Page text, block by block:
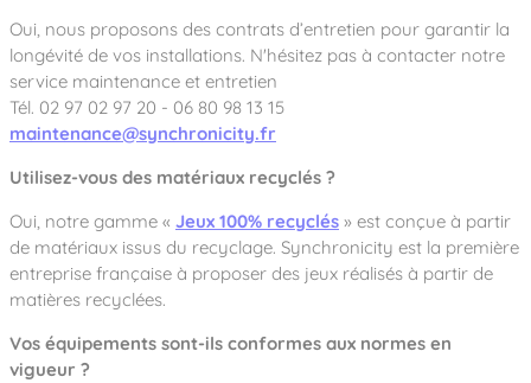
Oui, nous proposons des contrats d’entretien pour garantir la
longévité de vos installations. N'hésitez pas à contacter notre
service maintenance et entretien
Tél. 02 97 02 97 20 - 06 80 98 13 15
maintenance@synchronicity.fr
Utilisez-vous des matériaux recyclés ?
Oui, notre gamme « Jeux 100% recyclés » est conçue à partir
de matériaux issus du recyclage. Synchronicity est la première
entreprise française à proposer des jeux réalisés à partir de
matières recyclées.
Vos équipements sont-ils conformes aux normes en
vigueur ?